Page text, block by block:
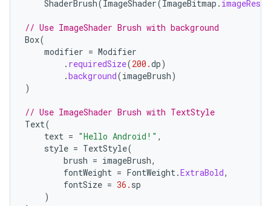
ShaderBrush(ImageShader(ImageBitmap .
// Use ImageShader Brush with background
Box(
modifier = Modifier
. requiredSize(200.dp)
.background(imageBrush)
)
// Use ImageShader Brush with TextStyle
Text(
text = "Hello Android!" ,
style = TextStyle(
brush = imageBrush,
fontWeight = FontWeight.ExtraBold,
fontSize = 36. sp
)